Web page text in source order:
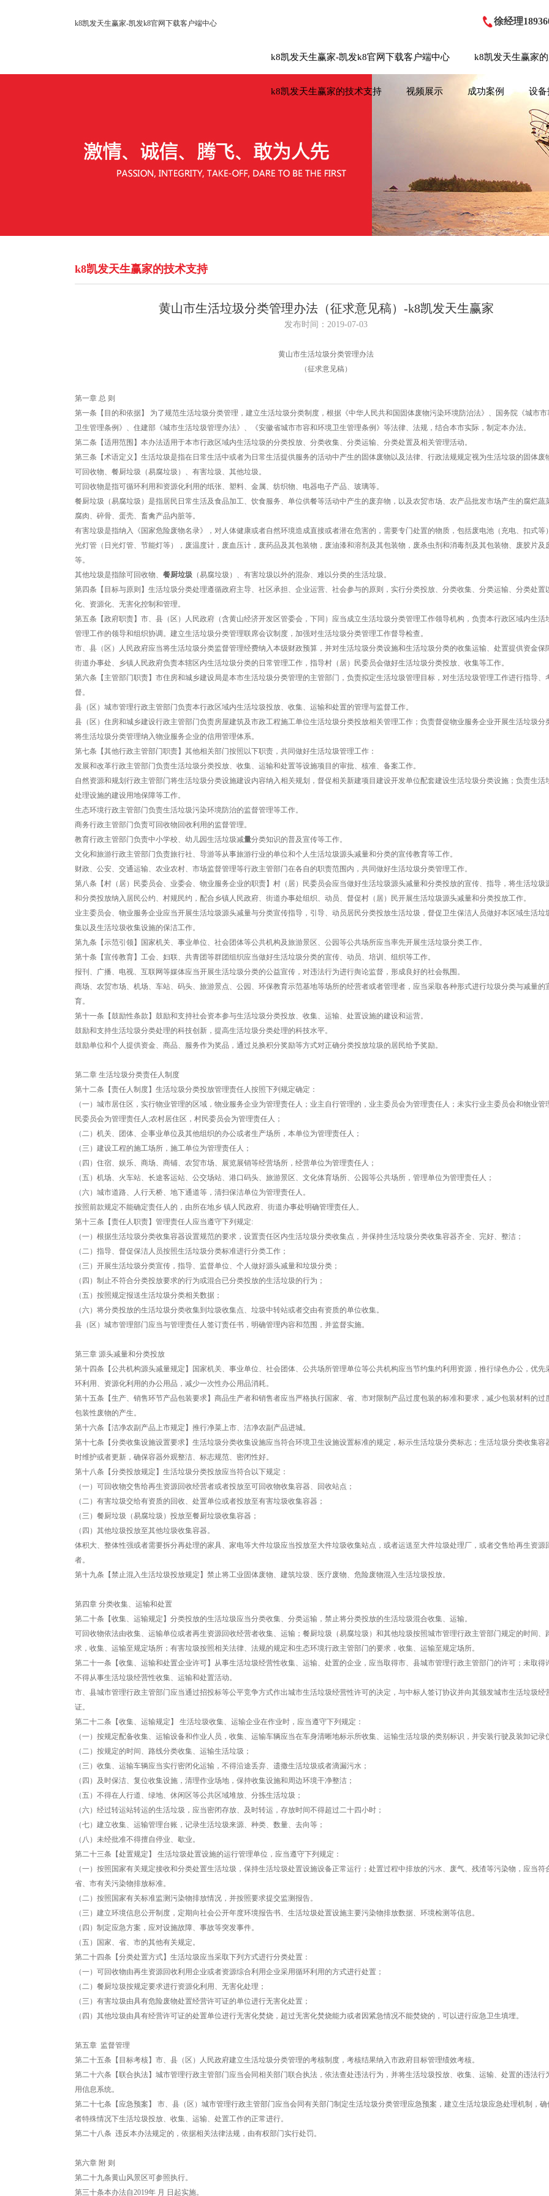
k8凯发天生赢家-凯发k8官网下载客户端中心 徐经理
k8凯发天生赢家-凯发k8官网下载客户端中心 k8凯发天生赢家
k8凯发天生赢家的技术支持 视频展示 成功案例 设备
k8凯发天生赢家的技术支持
黄山市生活垃圾分类管理办法（征求意见稿）-k8凯发天生赢家
发布时间：2019-07-03
黄山市生活垃圾分类管理办法
（征求意见稿）
第一章 总 则
第一条【目的和依据】 为了规范生活垃圾分类管理，建立生活垃圾分类制度，根据《中华人民共和国固体废物污染环境防治法》、国务院《城市
卫生管理条例》、住建部《城市生活垃圾管理办法》、《安徽省城市市容和环境卫生管理条例》等法律、法规，结合本市实际，制定本办法。
第二条【适用范围】本办法适用于本市行政区域内生活垃圾的分类投放、分类收集、分类运输、分类处置及相关管理活动。
第三条【术语定义】生活垃圾是指在日常生活中或者为日常生活提供服务的活动中产生的固体废物以及法律、行政法规规定视为生活垃圾的固体废
可回收物、餐厨垃圾（易腐垃圾）、有害垃圾、其他垃圾。
可回收物是指可循环利用和资源化利用的纸张、塑料、金属、纺织物、电器电子产品、玻璃等。
餐厨垃圾（易腐垃圾）是指居民日常生活及食品加工、饮食服务、单位供餐等活动中产生的废弃物，以及农贸市场、农产品批发市场产生的腐烂蔬
腐肉、碎骨、蛋壳、畜禽产品内脏等。
有害垃圾是指纳入《国家危险废物名录》，对人体健康或者自然环境造成直接或者潜在危害的，需要专门处置的物质，包括废电池（充电、扣式等
光灯管（日光灯管、节能灯等），废温度计，废血压计，废药品及其包装物，废油漆和溶剂及其包装物，废杀虫剂和消毒剂及其包装物、废胶片及
等。
其他垃圾是指除可回收物、 餐厨垃圾 （易腐垃圾）、有害垃圾以外的混杂、难以分类的生活垃圾。
第四条【目标与原则】生活垃圾分类处理遵循政府主导、社区承担、企业运营、社会参与的原则，实行分类投放、分类收集、分类运输、分类处置
化、资源化、无害化控制和管理。
第五条【政府职责】市、县（区）人民政府（含黄山经济开发区管委会，下同）应当成立生活垃圾分类管理工作领导机构，负责本行政区域内生活
管理工作的领导和组织协调。建立生活垃圾分类管理联席会议制度，加强对生活垃圾分类管理工作督导检查。
市、县（区）人民政府应当将生活垃圾分类监督管理经费纳入本级财政预算，并对生活垃圾分类设施和生活垃圾分类的收集运输、处置提供资金保
街道办事处、乡镇人民政府负责本辖区内生活垃圾分类的日常管理工作，指导村（居）民委员会做好生活垃圾分类投放、收集等工作。
第六条【主管部门职责】市住房和城乡建设局是本市生活垃圾分类管理的主管部门，负责拟定生活垃圾管理目标，对生活垃圾管理工作进行指导、
督。
县（区）城市管理行政主管部门负责本行政区域内生活垃圾投放、收集、运输和处置的管理与监督工作。
县（区）住房和城乡建设行政主管部门负责房屋建筑及市政工程施工单位生活垃圾分类投放相关管理工作；负责督促物业服务企业开展生活垃圾分
将生活垃圾分类管理纳入物业服务企业的信用管理体系。
第七条【其他行政主管部门职责】其他相关部门按照以下职责，共同做好生活垃圾管理工作：
发展和改革行政主管部门负责生活垃圾分类投放、收集、运输和处置等设施项目的审批、核准、备案工作。
自然资源和规划行政主管部门将生活垃圾分类设施建设内容纳入相关规划，督促相关新建项目建设开发单位配套建设生活垃圾分类设施；负责生活
处理设施的建设用地保障等工作。
生态环境行政主管部门负责生活垃圾污染环境防治的监督管理等工作。
商务行政主管部门负责可回收物回收利用的监督管理。
教育行政主管部门负责中小学校、幼儿园生活垃圾减量分类知识的普及宣传等工作。
文化和旅游行政主管部门负责旅行社、导游等从事旅游行业的单位和个人生活垃圾源头减量和分类的宣传教育等工作。
财政、公安、交通运输、农业农村、市场监督管理等行政主管部门在各自的职责范围内，共同做好生活垃圾分类管理工作。
第八条【村（居）民委员会、业委会、物业服务企业的职责】村（居）民委员会应当做好生活垃圾源头减量和分类投放的宣传、指导，将生活垃圾
和分类投放纳入居民公约、村规民约，配合乡镇人民政府、街道办事处组织、动员、督促村（居）民开展生活垃圾源头减量和分类投放工作。
业主委员会、物业服务企业应当开展生活垃圾源头减量与分类宣传指导，引导、动员居民分类投放生活垃圾，督促卫生保洁人员做好本区域生活垃
集以及生活垃圾收集设施的保洁工作。
第九条【示范引领】国家机关、事业单位、社会团体等公共机构及旅游景区、公园等公共场所应当率先开展生活垃圾分类工作。
第十条【宣传教育】工会、妇联、共青团等群团组织应当做好生活垃圾分类的宣传、动员、培训、组织等工作。
报刊、广播、电视、互联网等媒体应当开展生活垃圾分类的公益宣传，对违法行为进行舆论监督，形成良好的社会氛围。
商场、农贸市场、机场、车站、码头、旅游景点、公园、环保教育示范基地等场所的经营者或者管理者，应当采取各种形式进行垃圾分类与减量的
育。
第十一条【鼓励性条款】鼓励和支持社会资本参与生活垃圾分类投放、收集、运输、处置设施的建设和运营。
鼓励和支持生活垃圾分类处理的科技创新，提高生活垃圾分类处理的科技水平。
鼓励单位和个人提供资金、商品、服务作为奖品，通过兑换积分奖励等方式对正确分类投放垃圾的居民给予奖励。
第二章 生活垃圾分类责任人制度
第十二条【责任人制度】生活垃圾分类投放管理责任人按照下列规定确定：
（一）城市居住区，实行物业管理的区域，物业服务企业为管理责任人；业主自行管理的，业主委员会为管理责任人；未实行业主委员会和物业管
民委员会为管理责任人;农村居住区，村民委员会为管理责任人；
（二）机关、团体、企事业单位及其他组织的办公或者生产场所，本单位为管理责任人；
（三）建设工程的施工场所，施工单位为管理责任人；
（四）住宿、娱乐、商场、商铺、农贸市场、展览展销等经营场所，经营单位为管理责任人；
（五）机场、火车站、长途客运站、公交场站、港口码头、旅游景区、文化体育场所、公园等公共场所，管理单位为管理责任人；
（六）城市道路、人行天桥、地下通道等，清扫保洁单位为管理责任人。
按照前款规定不能确定责任人的，由所在地乡 镇人民政府、街道办事处明确管理责任人。
第十三条【责任人职责】管理责任人应当遵守下列规定:
（一）根据生活垃圾分类收集容器设置规范的要求，设置责任区内生活垃圾分类收集点，并保持生活垃圾分类收集容器齐全、完好、整洁；
（二）指导、督促保洁人员按照生活垃圾分类标准进行分类工作；
（三）开展生活垃圾分类宣传，指导、监督单位、个人做好源头减量和垃圾分类；
（四）制止不符合分类投放要求的行为或混合已分类投放的生活垃圾的行为；
（五）按照规定报送生活垃圾分类相关数据；
（六）将分类投放的生活垃圾分类收集到垃圾收集点、垃圾中转站或者交由有资质的单位收集。
县（区）城市管理部门应当与管理责任人签订责任书，明确管理内容和范围，并监督实施。
第三章 源头减量和分类投放
第十四条【公共机构源头减量规定】国家机关、事业单位、社会团体、公共场所管理单位等公共机构应当节约集约利用资源，推行绿色办公，优先
环利用、资源化利用的办公用品，减少一次性办公用品消耗。
第十五条【生产、销售环节产品包装要求】商品生产者和销售者应当严格执行国家、省、市对限制产品过度包装的标准和要求，减少包装材料的过
包装性废物的产生。
第十六条【洁净农副产品上市规定】推行净菜上市、洁净农副产品进城。
第十七条【分类收集设施设置要求】生活垃圾分类收集设施应当符合环境卫生设施设置标准的规定，标示生活垃圾分类标志；生活垃圾分类收集容
时维护或者更新，确保容器外观整洁、标志规范、密闭性好。
第十八条【分类投放规定】生活垃圾分类投放应当符合以下规定：
（一）可回收物交售给再生资源回收经营者或者投放至可回收物收集容器、回收站点；
（二）有害垃圾交给有资质的回收、处置单位或者投放至有害垃圾收集容器；
（三）餐厨垃圾（易腐垃圾）投放至餐厨垃圾收集容器；
（四）其他垃圾投放至其他垃圾收集容器。
体积大、整体性强或者需要拆分再处理的家具、家电等大件垃圾应当投放至大件垃圾收集站点，或者运送至大件垃圾处理厂，或者交售给再生资源
者。
第十九条【禁止混入生活垃圾投放规定】禁止将工业固体废物、建筑垃圾、医疗废物、危险废物混入生活垃圾投放。
第四章 分类收集、运输和处置
第二十条【收集、运输规定】分类投放的生活垃圾应当分类收集、分类运输，禁止将分类投放的生活垃圾混合收集、运输。
可回收物依法由收集、运输单位或者再生资源回收经营者收集、运输；餐厨垃圾（易腐垃圾）和其他垃圾按照城市管理行政主管部门规定的时间、
求，收集、运输至规定场所；有害垃圾按照相关法律、法规的规定和生态环境行政主管部门的要求，收集、运输至规定场所。
第二十一条【收集、运输和处置企业许可】从事生活垃圾经营性收集、运输、处置的企业，应当取得市、县城市管理行政主管部门的许可；未取得
不得从事生活垃圾经营性收集、运输和处置活动。
市、县城市管理行政主管部门应当通过招投标等公平竞争方式作出城市生活垃圾经营性许可的决定，与中标人签订协议并向其颁发城市生活垃圾经
证。
第二十二条【收集、运输规定】 生活垃圾收集、运输企业在作业时，应当遵守下列规定：
（一）按规定配备收集、运输设备和作业人员，收集、运输车辆应当在车身清晰地标示所收集、运输生活垃圾的类别标识，并安装行驶及装卸记录
（二）按规定的时间、路线分类收集、运输生活垃圾；
（三）收集、运输车辆应当实行密闭化运输，不得沿途丢弃、遗撒生活垃圾或者滴漏污水；
（四）及时保洁、复位收集设施，清理作业场地，保持收集设施和周边环境干净整洁；
（五）不得在人行道、绿地、休闲区等公共区域堆放、分拣生活垃圾；
（六）经过转运站转运的生活垃圾，应当密闭存放、及时转运，存放时间不得超过二十四小时；
（七）建立收集、运输管理台账，记录生活垃圾来源、种类、数量、去向等；
（八）未经批准不得擅自停业、歇业。
第二十三条【处置规定】 生活垃圾处置设施的运行管理单位，应当遵守下列规定：
（一）按照国家有关规定接收和分类处置生活垃圾，保持生活垃圾处置设施设备正常运行；处置过程中排放的污水、废气、残渣等污染物，应当符
省、市有关污染物排放标准。
（二）按照国家有关标准监测污染物排放情况，并按照要求提交监测报告。
（三）建立环境信息公开制度，定期向社会公开年度环境报告书、生活垃圾处置设施主要污染物排放数据、环境检测等信息。
（四）制定应急方案，应对设施故障、事故等突发事件。
（五）国家、省、市的其他有关规定。
第二十四条【分类处置方式】生活垃圾应当采取下列方式进行分类处置：
（一）可回收物由再生资源回收利用企业或者资源综合利用企业采用循环利用的方式进行处置；
（二）餐厨垃圾按规定要求进行资源化利用、无害化处理；
（三）有害垃圾由具有危险废物处置经营许可证的单位进行无害化处置；
（四）其他垃圾由具有经营许可证的处置单位进行无害化焚烧，超过无害化焚烧能力或者因紧急情况不能焚烧的，可以进行应急卫生填埋。
第五章 监督管理
第二十五条【目标考核】市、县（区）人民政府建立生活垃圾分类管理的考核制度，考核结果纳入市政府目标管理绩效考核。
第二十六条【联合执法】城市管理行政主管部门应当会同相关部门联合执法，依法查处违法行为，并将生活垃圾投放、收集、运输、处置的违法行
用信息系统。
第二十七条【应急预案】 市、县（区）城市管理行政主管部门应当会同有关部门制定生活垃圾分类管理应急预案，建立生活垃圾应急处理机制，
者特殊情况下生活垃圾投放、收集、运输、处置工作的正常进行。
第二十八条 违反本办法规定的，依据相关法律法规，由有权部门实行处罚。
第六章 附 则
第二十九条黄山风景区可参照执行。
第三十条本办法自2019年 月 日起实施。